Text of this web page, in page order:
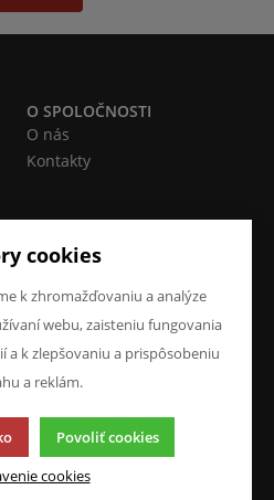
O SPOLOČNOSTI
O nás
Kontakty
Chcete nám niečo povedať o
našich produktoch alebo e-
shope? Neváhajte napísať.
cookies
k zhromažďovaniu a analýze
webu, zaisteniu fungovania
a k zlepšovaniu a prispôsobeniu
a reklám.
Povoliť cookies
cookies